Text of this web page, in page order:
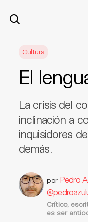
Cultura
El
La crisis del
inclinación a
inquisidores
demás.
por Pedro
Crítico,
es ser